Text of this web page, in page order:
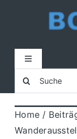
Toggle
Home
Lokal
Suche
nach:
Home